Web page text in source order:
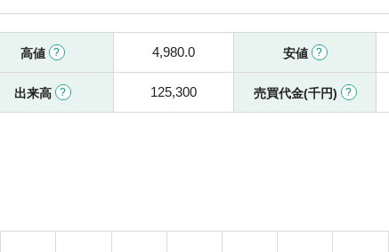
高値 4,980.0 安値
出来高 125,300 売買代金(千円)